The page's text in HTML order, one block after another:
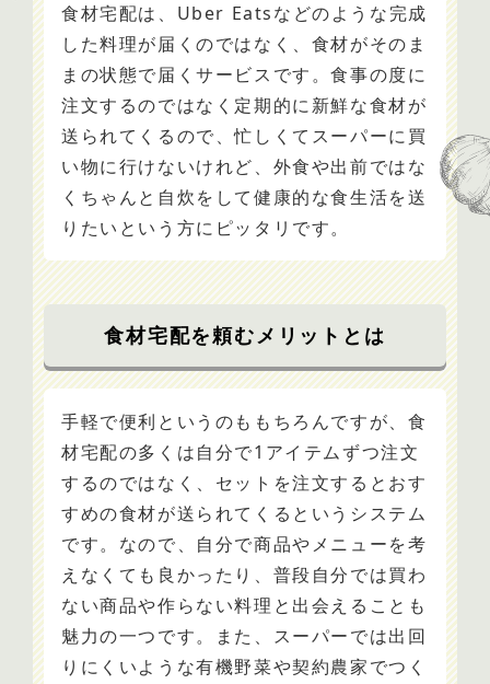
食材宅配は、Uber Eatsなどのような完成
した料理が届くのではなく、食材がそのま
まの状態で届くサービスです。食事の度に
注文するのではなく定期的に新鮮な食材が
送られてくるので、忙しくてスーパーに買
い物に行けないけれど、外食や出前ではな
くちゃんと自炊をして健康的な食生活を送
りたいという方にピッタリです。
食材宅配を頼むメリットとは
手軽で便利というのももちろんですが、食
材宅配の多くは自分で1アイテムずつ注文
するのではなく、セットを注文するとおす
すめの食材が送られてくるというシステム
です。なので、自分で商品やメニューを考
えなくても良かったり、普段自分では買わ
ない商品や作らない料理と出会えることも
魅力の一つです。また、スーパーでは出回
りにくいような有機野菜や契約農家でつく